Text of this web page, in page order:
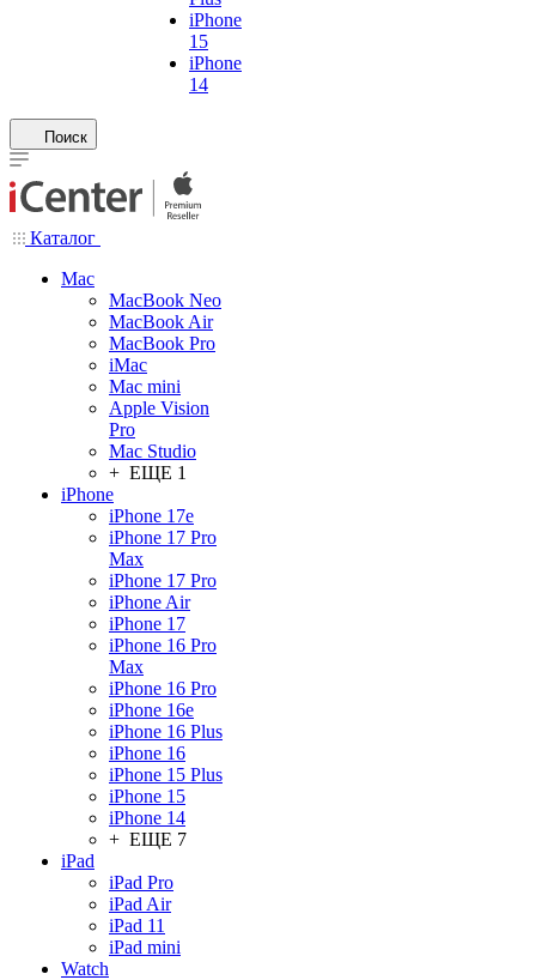
iPhone
15
iPhone
14
Поиск
Каталог
Mac
MacBook Neo
MacBook Air
MacBook Pro
iMac
Mac mini
Apple Vision
Pro
Mac Studio
+ ЕЩЕ 1
iPhone
iPhone 17e
iPhone 17 Pro
Max
iPhone 17 Pro
iPhone Air
iPhone 17
iPhone 16 Pro
Max
iPhone 16 Pro
iPhone 16e
iPhone 16 Plus
iPhone 16
iPhone 15 Plus
iPhone 15
iPhone 14
+ ЕЩЕ 7
iPad
iPad Pro
iPad Air
iPad 11
iPad mini
Watch